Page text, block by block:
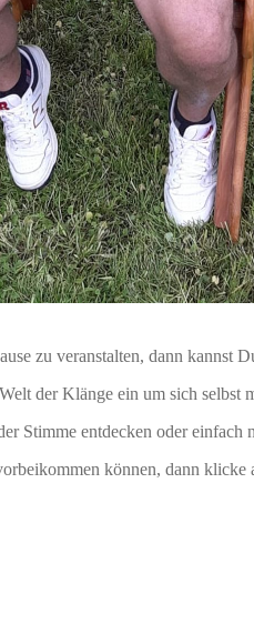
zu veranstalten, dann kannst
der Klänge ein um sich selbst
Stimme entdecken oder einfach
können, dann klicke